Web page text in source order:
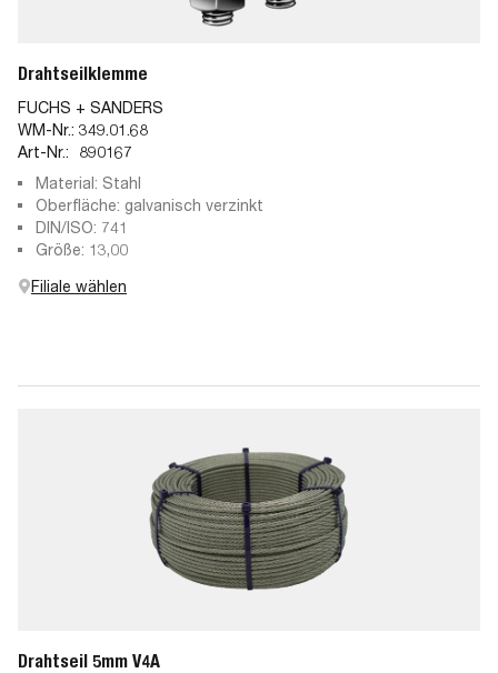
Drahtseilklemme
FUCHS + SANDERS
WM-Nr.: 349.01.68
Art-Nr.:
890167
Material: Stahl
Oberfläche: galvanisch verzinkt
DIN/ISO: 741
Größe: 13,00
Filiale wählen
Drahtseil 5mm V4A